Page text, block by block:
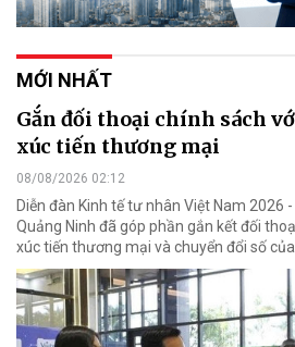
MỚI NHẤT
Gắn đối thoại chính sách
xúc tiến thương mại
08/08/2026 02:12
Diễn đàn Kinh tế tư nhân Việt Nam 2026
Quảng Ninh đã góp phần gắn kết đối
xúc tiến thương mại và chuyển đổi số